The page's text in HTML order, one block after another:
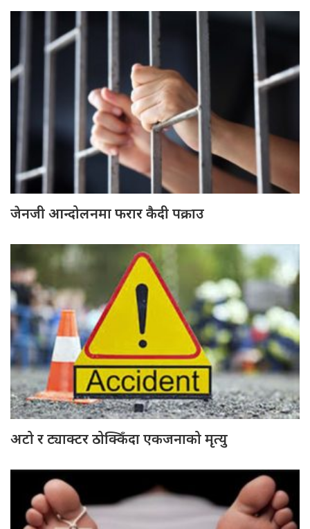
जेनजी आन्दोलनमा फरार कैदी पक्राउ
अटो र ट्याक्टर ठोक्किँदा एकजनाको मृत्यु